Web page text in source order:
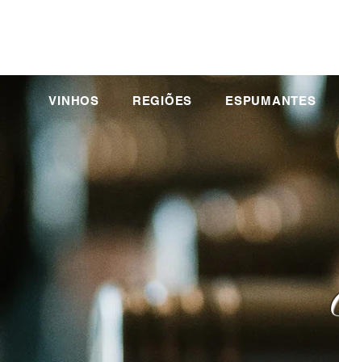
VINHOS REGIÕES ESPUMANTES